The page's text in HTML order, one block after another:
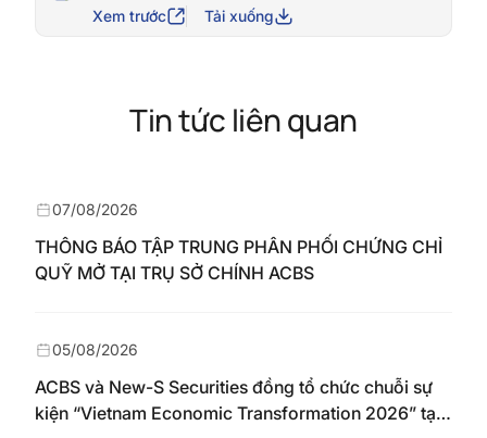
Xem trước Tải xuống
Tin tức liên quan
THÔNG BÁO TẬP TRUNG PHÂN PHỐI CHỨNG CHỈ
QUỸ MỞ TẠI TRỤ SỞ CHÍNH ACBS
07/08/2026
ACBS và New-S Securities đồng tổ chức chuỗi sự
kiện “Vietnam Economic Transformation 2026” tại
05/08/2026